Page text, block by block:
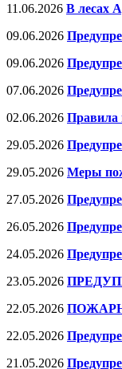
11.06.2026 В лесах
09.06.2026
09.06.2026
07.06.2026
02.06.2026 Правила
29.05.2026
29.05.2026 Меры
27.05.2026
26.05.2026
24.05.2026
23.05.2026
22.05.2026
22.05.2026
21.05.2026